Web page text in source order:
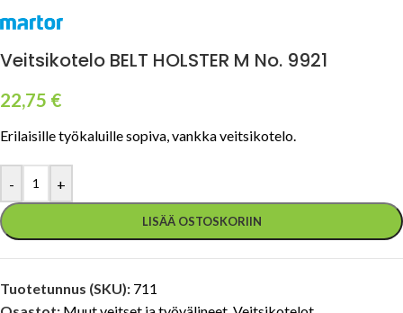
Veitsikotelo BELT HOLSTER M No. 9921
22,75 €
Erilaisille työkaluille sopiva, vankka veitsikotelo.
- +
LISÄÄ OSTOSKORIIN
Tuotetunnus (SKU): 711